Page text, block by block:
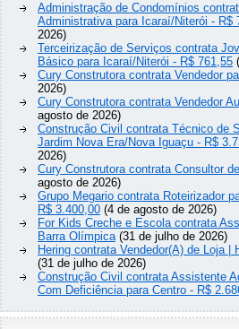
Administração de Condomínios
Administrativa para Icaraí/Niterói - R$
2026)
Terceirização de Serviços contrata
Básico para Icaraí/Niterói - R$ 761,55
Cury Construtora contrata Vendedor
2026)
Cury Construtora contrata Vendedor
agosto de 2026)
Construção Civil contrata Técnico de
Jardim Nova Era/Nova Iguaçu - R$
2026)
Cury Construtora contrata Consultor
agosto de 2026)
Grupo Megario contrata Roteirizador
R$ 3.400,00 (4 de agosto de 2026)
For Kids Creche e Escola contrata
Barra Olímpica(31 de julho de 2026)
Hering contrata Vendedor(A) de Loja |
(31 de julho de 2026)
Construção Civil contrata Assistente
Com Deficiência para Centro - R$